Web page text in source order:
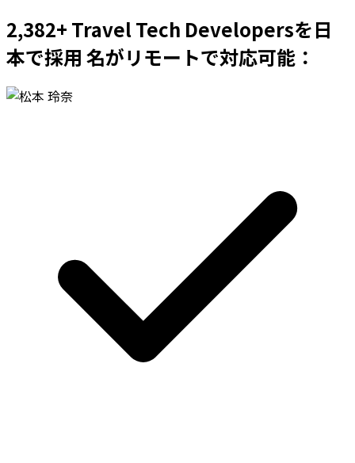
2,382+ Travel Tech Developersを日
本で採用 名がリモートで対応可能：